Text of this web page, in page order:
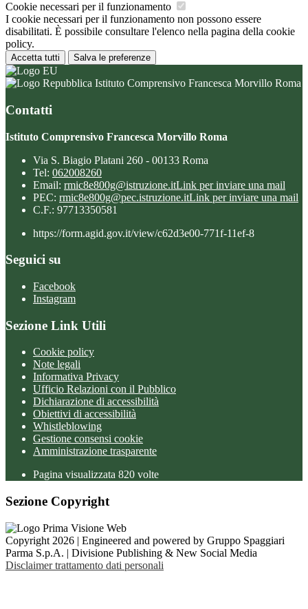
Cookie necessari per il funzionamento
I cookie necessari per il funzionamento non possono essere
disabilitati. È possibile consultare l'elenco nella pagina della cookie
policy.
Accetta tutti Salva le preferenze
Istituto Comprensivo Francesca Morvillo Roma
Contatti
Istituto Comprensivo Francesca Morvillo Roma
Via S. Biagio Platani 260 - 00133 Roma
Tel: 062008260
Email: rmic8e800g@istruzione.itLink per inviare una mail
PEC: rmic8e800g@pec.istruzione.itLink per inviare una mail
C.F.: 97713350581
https://form.agid.gov.it/view/c62d3e00-771f-11ef-8
Seguici su
Facebook
Instagram
Sezione Link Utili
Cookie policy
Note legali
Informativa Privacy
Ufficio Relazioni con il Pubblico
Dichiarazione di accessibilità
Obiettivi di accessibilità
Whistleblowing
Gestione consensi cookie
Amministrazione trasparente
Pagina visualizzata 820 volte
Sezione Copyright
Copyright 2026 | Engineered and powered by Gruppo Spaggiari
Parma S.p.A. | Divisione Publishing & New Social Media
Disclaimer trattamento dati personali